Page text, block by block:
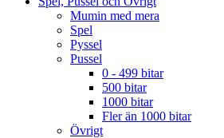
Mumin med mera
Spel
Pyssel
Pussel
0 - 499 bitar
500 bitar
1000 bitar
Fler än 1000 bitar
Övrigt